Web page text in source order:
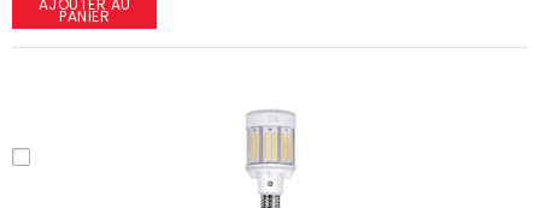
AJOUTER AU
PANIER